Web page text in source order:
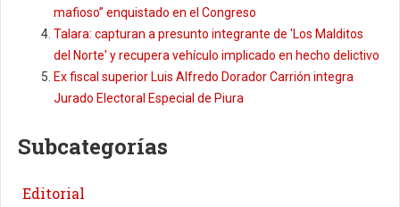
mafioso” enquistado en el Congreso
Talara: capturan a presunto integrante de 'Los Malditos
del Norte' y recupera vehículo implicado en hecho delictivo
Ex fiscal superior Luis Alfredo Dorador Carrión integra
Jurado Electoral Especial de Piura
Subcategorías
Editorial